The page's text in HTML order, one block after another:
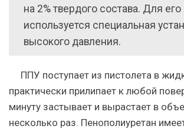
на 2% твердого состава. Для
используется специальная
высокого давления.
ППУ поступает из пистолета в
практически прилипает к любой
минуту застывает и вырастает в
несколько раз. Пенополиуретан